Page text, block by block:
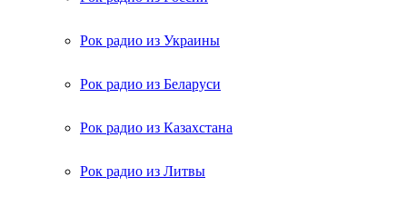
Рок радио из Украины
Рок радио из Беларуси
Рок радио из Казахстана
Рок радио из Литвы